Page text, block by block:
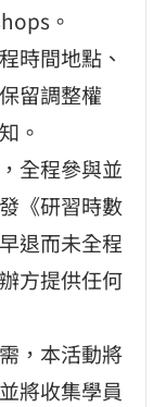
。
時間地點、
留調整權
。
全程參與並
《研習時數
退而未全程
方提供任何
，本活動將
將收集學員